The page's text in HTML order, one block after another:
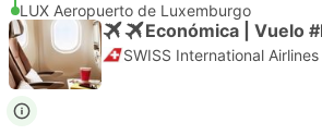
LUX Aeropuerto de Luxemburgo
Económica | Vuelo
SWISS International Airlines